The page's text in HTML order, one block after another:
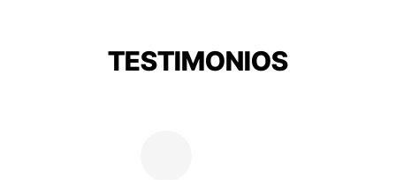
TESTIMONIOS